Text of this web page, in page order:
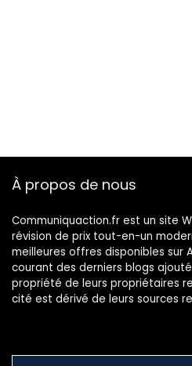
À propos de nous
Communiquaction.fr est un site
révision de prix tout-en-un
meilleures offres disponibles sur
courant des derniers blogs
propriété de leurs propriétaires
cité est dérivé de leurs sources